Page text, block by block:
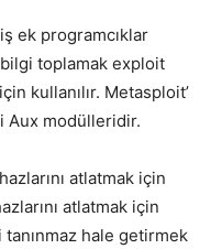
ek programcıklar
bilgi toplamak exploit
kullanılır. Metasploit’
Aux modülleridir.
atlatmak için
atlatmak için
tanınmaz hale getirmek